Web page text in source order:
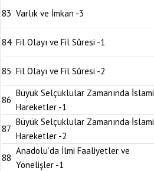
83 Varlık ve İmkan -3
84 Fil Olayı ve Fil Sûresi -1
85 Fil Olayı ve Fil Sûresi -2
86
Büyük Selçuklular Zamanında İslami
Hareketler -1
87
Büyük Selçuklular Zamanında İslami
Hareketler -2
88
Anadolu’da İlmi Faaliyetler ve
Yönelişler -1